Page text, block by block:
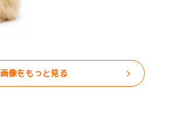
画像をもっと見る